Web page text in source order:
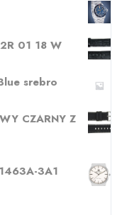
01 18 W
srebro
CZARNY Z
3A1